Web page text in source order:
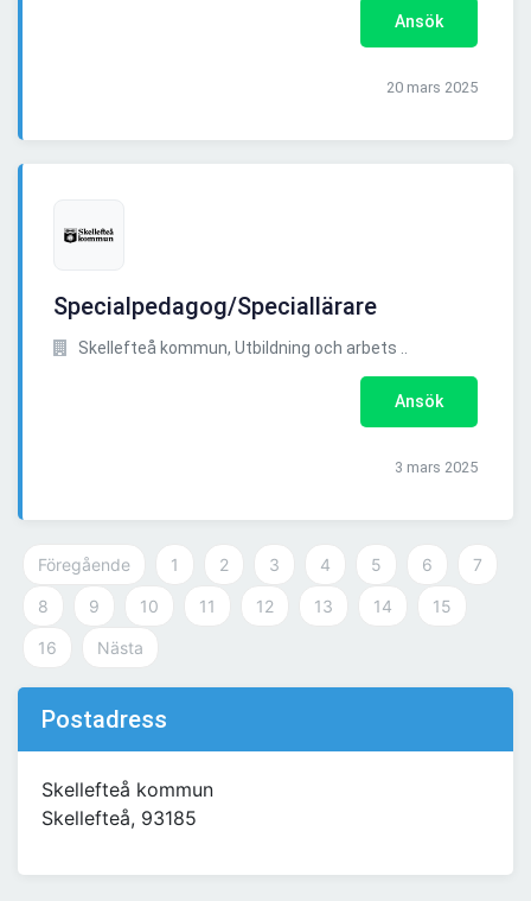
Ansök
20 mars 2025
Specialpedagog/Speciallärare
Skellefteå kommun, Utbildning och arbets ..
Ansök
3 mars 2025
Föregående 1 2 3 4 5 6 7
8 9 10 11 12 13 14 15
16 Nästa
Postadress
Skellefteå kommun
Skellefteå, 93185